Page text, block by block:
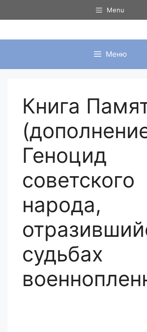
к
Menu
Меню
Книга
Геноцид
советского
народа,
судьбах